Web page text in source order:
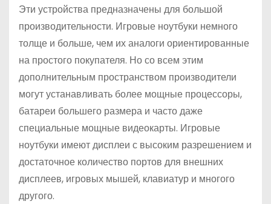
Эти устройства предназначены для большой
производительности. Игровые ноутбуки немного
толще и больше, чем их аналоги ориентированные
на простого покупателя. Но со всем этим
дополнительным пространством производители
могут устанавливать более мощные процессоры,
батареи большего размера и часто даже
специальные мощные видеокарты. Игровые
ноутбуки имеют дисплеи с высоким разрешением и
достаточное количество портов для внешних
дисплеев, игровых мышей, клавиатур и многого
другого.